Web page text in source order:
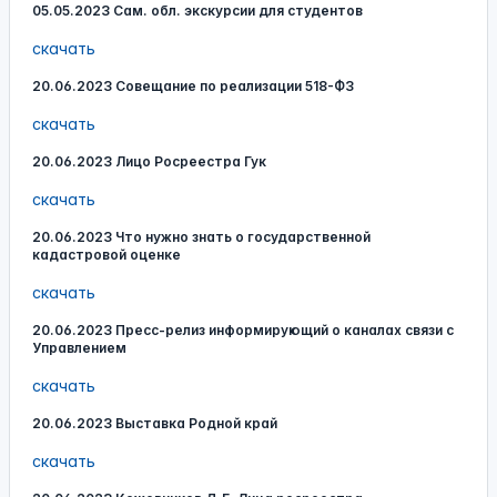
05.05.2023 Сам. обл. экскурсии для студентов
скачать
20.06.2023 Совещание по реализации 518-ФЗ
скачать
20.06.2023 Лицо Росреестра Гук
скачать
20.06.2023 Что нужно знать о государственной
кадастровой оценке
скачать
20.06.2023 Пресс-релиз информирующий о каналах связи с
Управлением
скачать
20.06.2023 Выставка Родной край
скачать